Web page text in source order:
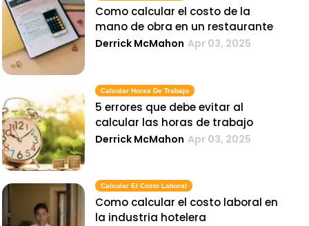
Como calcular el costo de la
mano de obra en un restaurante
Derrick McMahon Apr 03, 2025
Calcular Horas De Trabajo
5 errores que debe evitar al
calcular las horas de trabajo
Derrick McMahon Apr 03, 2025
Calcular El Costo Laboral
Como calcular el costo laboral en
la industria hotelera